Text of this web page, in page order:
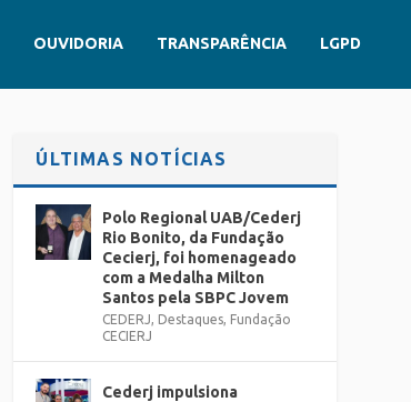
OUVIDORIA TRANSPARÊNCIA LGPD
ÚLTIMAS NOTÍCIAS
Polo Regional UAB/Cederj
Rio Bonito, da Fundação
Cecierj, foi homenageado
com a Medalha Milton
Santos pela SBPC Jovem
CEDERJ, Destaques, Fundação
CECIERJ
Cederj impulsiona